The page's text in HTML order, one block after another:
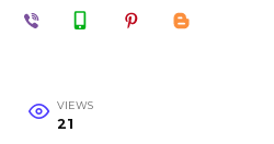
VIEWS
21